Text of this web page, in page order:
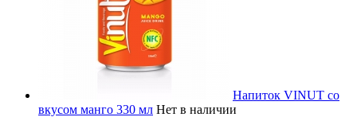
Напиток VINUT со
вкусом манго 330 мл Нет в наличии